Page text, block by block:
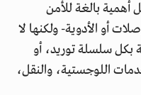
أهمية بالغة للأمن
أو الأدوية- ولكنها لا
بكل سلسلة توريد، أو
اللوجستية، والنقل،